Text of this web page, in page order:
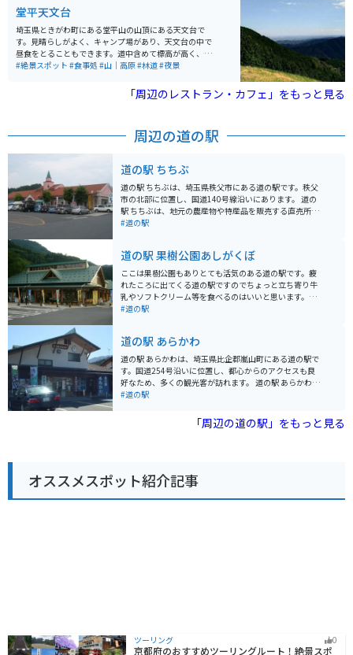
堂平天文台
埼玉県ときがわ町にある堂平山の山頂にある天文台で
す。見晴らしがよく、キャンプ場があり、天文台の中で
昼食をとることもできます。道中含めて標高が高く、木
陰も多い為、夏は涼しく気持ちが良いです。 朝焼けから
見えます。人も少ないので、気楽にゆっくりすることが
できます。天気がいいと、東京のスカイツリーまで見え
#絶景スポット #食事処 #山｜高原#林道#夜景
「周辺のレストラン・カフェ」をもっと見る
周辺の道の駅
道の駅 ちちぶ
道の駅 ちちぶは、埼玉県秩父市にある道の駅です。秩父
市の北部に位置し、国道140号線沿いにあります。 道の
駅 ちちぶは、地元の農産物や特産品を販売する直売所、
レストラン、休憩所などが併設されています。 秩父地方
利用されています。 バイクで訪れる場合、道の駅 ちちぶ
には、広々とした駐車場が完備されています。また、周
辺には、秩父湖や三峯神社など、ツーリングに最適なス
ポットが数多くあります。 秩父地方の名産品としては、
しゃくし菜漬け、味噌ポテト、わらじカツなどが有名で
#道の駅
道の駅 果樹公園あしがくぼ
ここは果樹公園もありとても活気のある道の駅です。疲
れたころに出てくる道の駅ですのでちょっと立ち寄り牛
乳やソフトクリーム等を食べるのはいいと思います。自
家製のうどんやみそポテトも有名です。直売所もあるの
#道の駅
道の駅 あらかわ
道の駅 あらかわは、埼玉県比企郡嵐山町にある道の駅で
す。国道254号沿いに位置し、都心からのアクセスも良
好なため、多くの観光客が訪れます。 道の駅 あらかわの
最大の特徴は、地元の新鮮な農産物が購入できる直売所
の米や味噌、醤油なども販売されています。また、軽食
コーナーでは、地元産の食材を使用した料理を楽しむこ
クセスも良好です。駐車場も広く、休憩場所としても最
適です。周辺には、自然豊かな観光スポットも多く、ツ
ーリングの拠点としてもおすすめです。 周辺には、国指
#道の駅
「周辺の道の駅」をもっと見る
オススメスポット紹介記事
ツーリング 0
京都府のおすすめツーリングルート！絶景スポ